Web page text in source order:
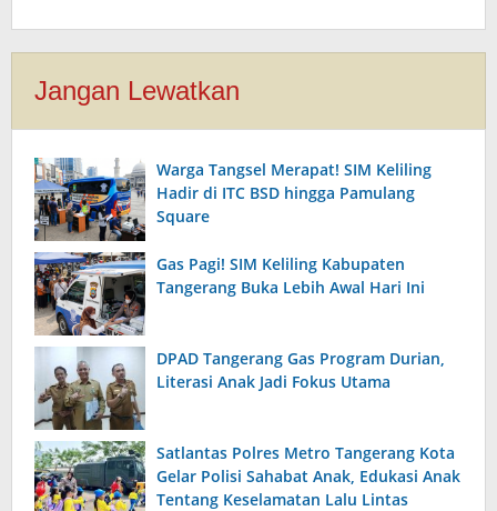
Jangan Lewatkan
Warga Tangsel Merapat! SIM Keliling
Hadir di ITC BSD hingga Pamulang
Square
Gas Pagi! SIM Keliling Kabupaten
Tangerang Buka Lebih Awal Hari Ini
DPAD Tangerang Gas Program Durian,
Literasi Anak Jadi Fokus Utama
Satlantas Polres Metro Tangerang Kota
Gelar Polisi Sahabat Anak, Edukasi Anak
Tentang Keselamatan Lalu Lintas